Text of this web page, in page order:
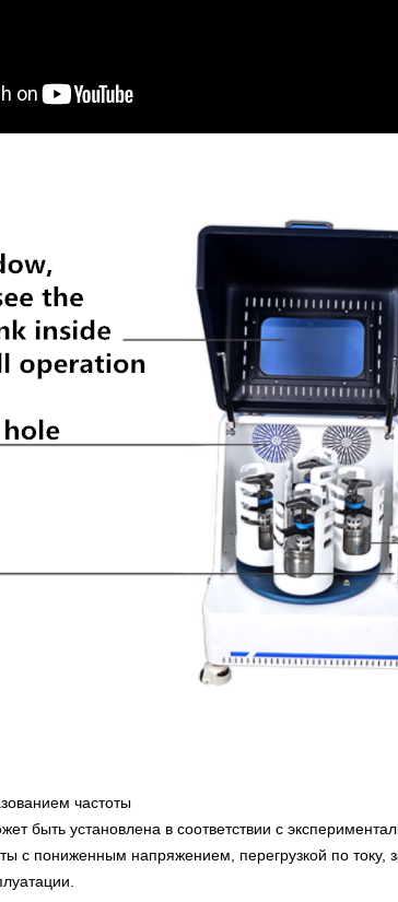
частоты
быть установлена ​​в соответствии с
с пониженным напряжением, перегрузкой по току,